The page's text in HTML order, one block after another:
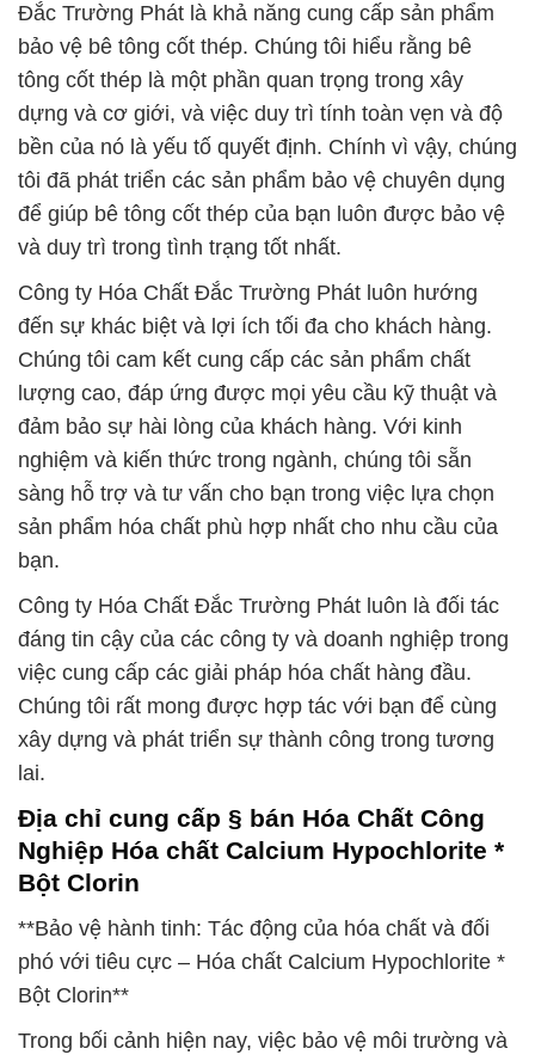
Đắc Trường Phát là khả năng cung cấp sản phẩm
bảo vệ bê tông cốt thép. Chúng tôi hiểu rằng bê
tông cốt thép là một phần quan trọng trong xây
dựng và cơ giới, và việc duy trì tính toàn vẹn và độ
bền của nó là yếu tố quyết định. Chính vì vậy, chúng
tôi đã phát triển các sản phẩm bảo vệ chuyên dụng
để giúp bê tông cốt thép của bạn luôn được bảo vệ
và duy trì trong tình trạng tốt nhất.
Công ty Hóa Chất Đắc Trường Phát luôn hướng
đến sự khác biệt và lợi ích tối đa cho khách hàng.
Chúng tôi cam kết cung cấp các sản phẩm chất
lượng cao, đáp ứng được mọi yêu cầu kỹ thuật và
đảm bảo sự hài lòng của khách hàng. Với kinh
nghiệm và kiến thức trong ngành, chúng tôi sẵn
sàng hỗ trợ và tư vấn cho bạn trong việc lựa chọn
sản phẩm hóa chất phù hợp nhất cho nhu cầu của
bạn.
Công ty Hóa Chất Đắc Trường Phát luôn là đối tác
đáng tin cậy của các công ty và doanh nghiệp trong
việc cung cấp các giải pháp hóa chất hàng đầu.
Chúng tôi rất mong được hợp tác với bạn để cùng
xây dựng và phát triển sự thành công trong tương
lai.
Địa chỉ cung cấp § bán Hóa Chất Công
Nghiệp Hóa chất Calcium Hypochlorite *
Bột Clorin
**Bảo vệ hành tinh: Tác động của hóa chất và đối
phó với tiêu cực – Hóa chất Calcium Hypochlorite *
Bột Clorin**
Trong bối cảnh hiện nay, việc bảo vệ môi trường và